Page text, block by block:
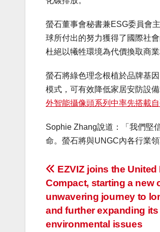
螢石董事會秘書兼ESG委員會
球所付出的努力獲得了國際社
杜絕以犧牲環境為代價換取商業
螢石將綠色理念根植於品牌基
模式，可有效降低家居安防設
外智能攝像頭系列中率先搭載
Sophie Zhang說道：「我們堅
命。螢石將與UNGC內各行業
投
稿
ナ
EZVIZ joins the United
Compact, starting a new
unwavering journey to
and further expanding
environmental issues